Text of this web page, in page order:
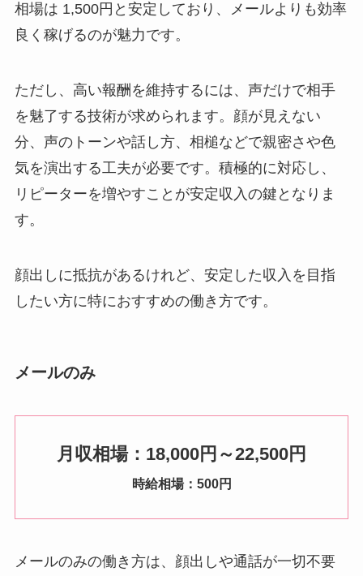
相場は 1,500円と安定しており、メールよりも効率
良く稼げるのが魅力です。
ただし、高い報酬を維持するには、声だけで相手
を魅了する技術が求められます。顔が見えない
分、声のトーンや話し方、相槌などで親密さや色
気を演出する工夫が必要です。積極的に対応し、
リピーターを増やすことが安定収入の鍵となりま
す。
顔出しに抵抗があるけれど、安定した収入を目指
したい方に特におすすめの働き方です。
メールのみ
月収相場：18,000円～22,500円
時給相場：500円
メールのみの働き方は、顔出しや通話が一切不要